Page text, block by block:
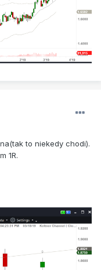
to niekedy chodi).
1R.